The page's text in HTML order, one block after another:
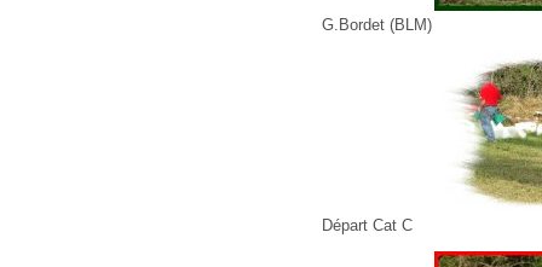
G.Bordet (BLM)
Départ Cat C